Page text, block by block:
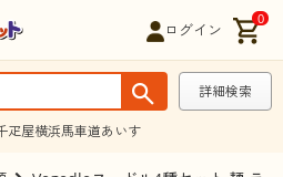
ログイン
0
詳細検索
疋屋横浜馬車道あいす